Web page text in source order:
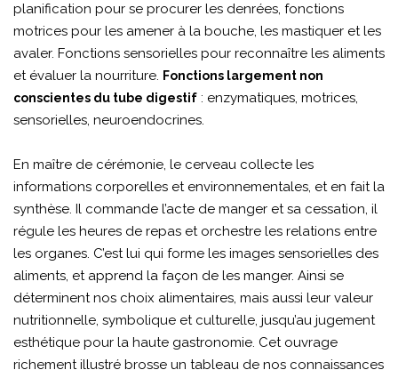
planification pour se procurer les denrées, fonctions
motrices pour les amener à la bouche, les mastiquer et les
avaler. Fonctions sensorielles pour reconnaître les aliments
et évaluer la nourriture. Fonctions largement non
conscientes du tube digestif : enzymatiques, motrices,
sensorielles, neuroendocrines.
En maître de cérémonie, le cerveau collecte les
informations corporelles et environnementales, et en fait la
synthèse. Il commande l’acte de manger et sa cessation, il
régule les heures de repas et orchestre les relations entre
les organes. C’est lui qui forme les images sensorielles des
aliments, et apprend la façon de les manger. Ainsi se
déterminent nos choix alimentaires, mais aussi leur valeur
nutritionnelle, symbolique et culturelle, jusqu’au jugement
esthétique pour la haute gastronomie. Cet ouvrage
richement illustré brosse un tableau de nos connaissances